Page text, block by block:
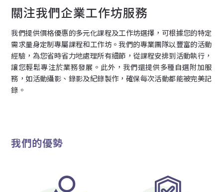
關注我們企業工作坊服務
我們提供價格優惠的多元化課程及工作坊選擇，可根據您的特定
需求量身定制專屬課程和工作坊。我們的專業團隊以豐富的活動
經驗，為您省時省力地處理所有細節，從課程安排到活動執行，
讓您輕鬆專注於業務發展。此外，我們還提供多種自選附加服
務，如活動攝影、錄影及紀錄製作，確保每次活動都能被完美記
錄。
我們的優勢